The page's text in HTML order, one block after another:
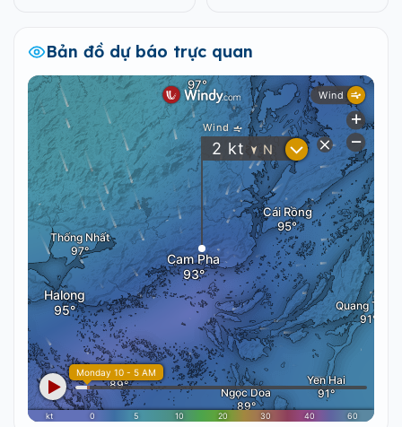
Bản đồ dự báo trực quan